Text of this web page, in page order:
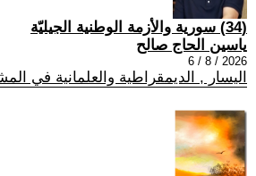
(34) سورية والأزمة الوطنية الجيليّة
ياسين الحاج صالح
2026 / 8 / 6
اليسار , الديمقراطية والعلمانية في